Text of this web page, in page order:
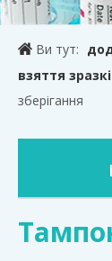
Ви тут:
взяття
зберігання